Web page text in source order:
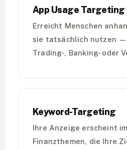
App Usage Targeting
Erreicht Menschen
sie tatsächlich nutzen —
Trading-, Banking- oder
Keyword-Targeting
Ihre Anzeige erscheint
Finanzthemen, die Ihre